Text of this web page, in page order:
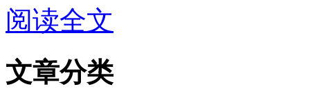
阅读全文
文章分类